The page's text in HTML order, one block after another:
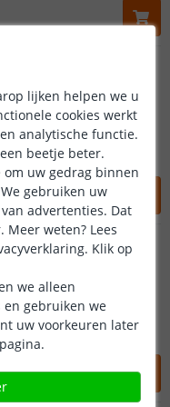
lm | 9W p/m
lichtopbrengst
allrounder
Warm wit
meter
reviews
lumen | 6W p/m
lijken helpen we u
cookies werkt
analytische functie.
beetje beter.
uw gedrag binnen
gebruiken uw
advertenties. Dat
Meer weten? Lees
Klik op
we alleen
en gebruiken we
uw voorkeuren later